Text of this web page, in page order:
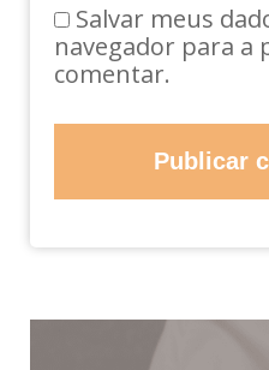
Salvar meus
navegador para a
comentar.